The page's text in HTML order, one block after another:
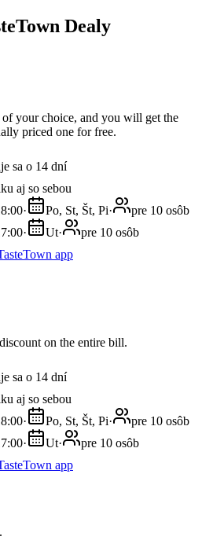
Dealy
your choice, and you will get the
priced one for free.
sa o 14 dní
aj so sebou
· Po, St, Št, Pi·
pre 10 osôb
· Ut·
pre 10 osôb
app
on the entire bill.
sa o 14 dní
aj so sebou
· Po, St, Št, Pi·
pre 10 osôb
· Ut·
pre 10 osôb
app